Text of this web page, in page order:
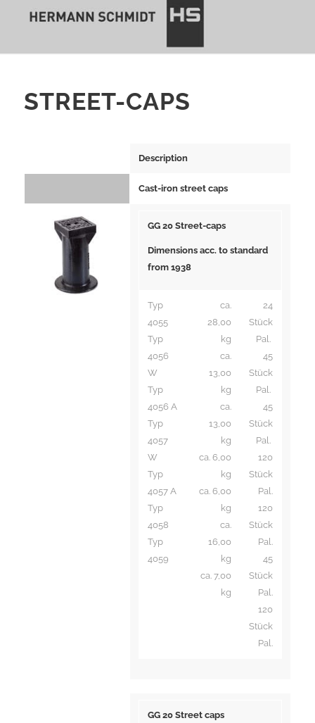
STREET-CAPS
Description
Cast-iron street caps
GG 20 Street-caps
Dimensions acc. to standard
from 1938
Typ
4055
Typ
4056
W
Typ
4056 A
Typ
4057
W
Typ
4057 A
Typ
4058
Typ
4059
ca.
28,00
kg
ca.
13,00
kg
ca.
13,00
kg
ca. 6,00
kg
ca. 6,00
kg
ca.
16,00
kg
ca. 7,00
kg
24
Stück
Pal.
45
Stück
Pal.
45
Stück
Pal.
120
Stück
Pal.
120
Stück
Pal.
45
Stück
Pal.
120
Stück
Pal.
GG 20 Street caps